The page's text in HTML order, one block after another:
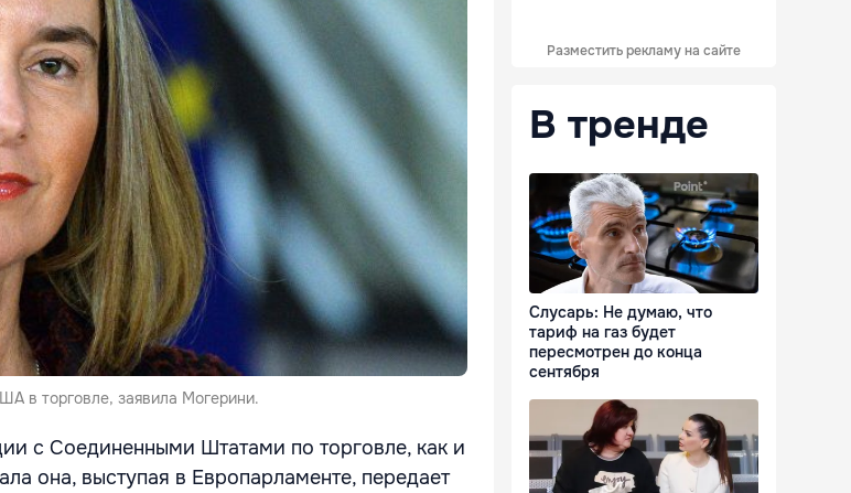
в торговле, заявила Могерини.
с Соединенными Штатами по торговле, как и
она, выступая в Европарламенте, передает
Разместить рекламу на сайте
В тренде
Слусарь: Не думаю, что
тариф на газ будет
пересмотрен до конца
сентября